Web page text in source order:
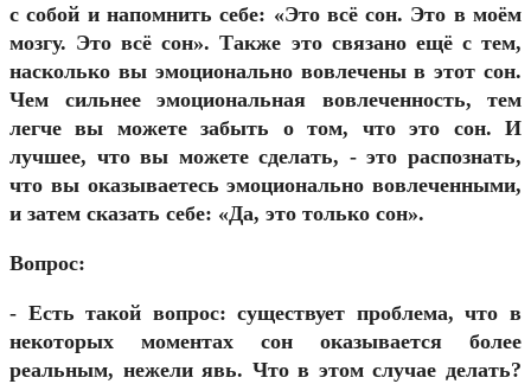
с собой и напомнить себе: «Это всё сон. Это в моём
мозгу. Это всё сон». Также это связано ещё с тем,
насколько вы эмоционально вовлечены в этот сон.
Чем сильнее эмоциональная вовлеченность, тем
легче вы можете забыть о том, что это сон. И
лучшее, что вы можете сделать, - это распознать,
что вы оказываетесь эмоционально вовлеченными,
и затем сказать себе: «Да, это только сон».
Вопрос:
- Есть такой вопрос: существует проблема, что в
некоторых моментах сон оказывается более
реальным, нежели явь. Что в этом случае делать?